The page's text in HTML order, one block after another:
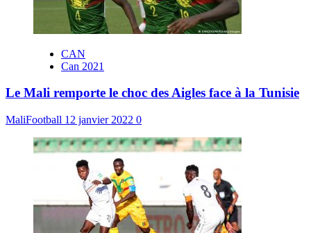
CAN
Can 2021
Le Mali remporte le choc des Aigles face à la Tunisie
MaliFootball 12 janvier 2022 0